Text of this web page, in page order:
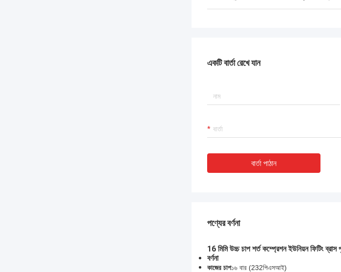
একটি বার্তা রেখে যান
বার্তা পাঠান
পণ্যের বর্ণনা
16 মিমি উচ্চ চাপ শর্ত কম্প্রেশন ইউনিয়ন ফিটিং ব্রাস
বর্ণনা
কাজের চাপ১৬ বার (232পিএসআই)